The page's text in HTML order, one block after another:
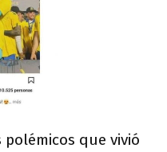
que vivió